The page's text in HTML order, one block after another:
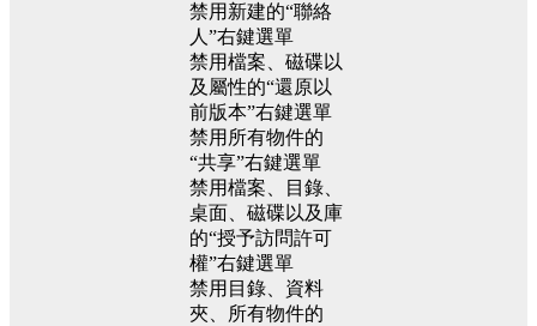
禁用新建的“聯絡
人”右鍵選單
禁用檔案、磁碟以
及屬性的“還原以
前版本”右鍵選單
禁用所有物件的
“共享”右鍵選單
禁用檔案、目錄、
桌面、磁碟以及庫
的“授予訪問許可
權”右鍵選單
禁用目錄、資料
夾、所有物件的